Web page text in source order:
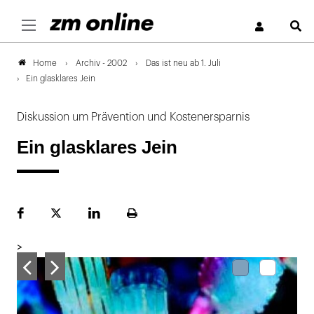
Home Archiv - 2002
Das ist neu ab 1. Juli
Ein glasklares Jein
Diskussion um Prävention und Kostenersparnis
Ein glasklares Jein
FacebookPlattformLinekdInSeite
>